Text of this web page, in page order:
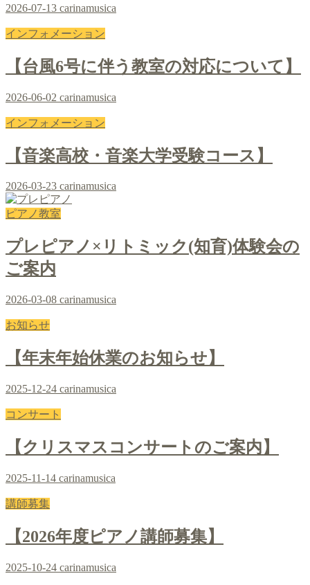
2026-07-13 carinamusica
インフォメーション
【台風6号に伴う教室の対応について】
2026-06-02 carinamusica
インフォメーション
【音楽高校・音楽大学受験コース】
2026-03-23 carinamusica
ピアノ教室
プレピアノ×リトミック(知育)体験会の
ご案内
2026-03-08 carinamusica
お知らせ
【年末年始休業のお知らせ】
2025-12-24 carinamusica
コンサート
【クリスマスコンサートのご案内】
2025-11-14 carinamusica
講師募集
【2026年度ピアノ講師募集】
2025-10-24 carinamusica